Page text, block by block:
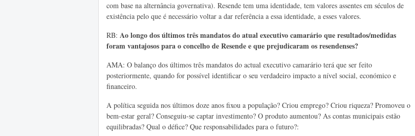
com base na alternância governativa). Resende tem uma identidade, tem valores assentes em séculos de
existência pelo que é necessário voltar a dar referência a essa identidade, a esses valores.
RB: Ao longo dos últimos três mandatos do atual executivo camarário que resultados/medidas
foram vantajosos para o concelho de Resende e que prejudicaram os resendenses?
AMA: O balanço dos últimos três mandatos do actual executivo camarário terá que ser feito
posteriormente, quando for possível identificar o seu verdadeiro impacto a nível social, económico e
financeiro.
A política seguida nos últimos doze anos fixou a população? Criou emprego? Criou riqueza? Promoveu o
bem-estar geral? Conseguiu-se captar investimento? O produto aumentou? As contas municipais estão
equilibradas? Qual o défice? Que responsabilidades para o futuro?: